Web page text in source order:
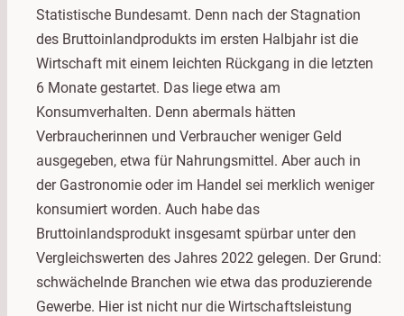
Statistische Bundesamt. Denn nach der Stagnation
des Bruttoinlandprodukts im ersten Halbjahr ist die
Wirtschaft mit einem leichten Rückgang in die letzten
6 Monate gestartet. Das liege etwa am
Konsumverhalten. Denn abermals hätten
Verbraucherinnen und Verbraucher weniger Geld
ausgegeben, etwa für Nahrungsmittel. Aber auch in
der Gastronomie oder im Handel sei merklich weniger
konsumiert worden. Auch habe das
Bruttoinlandsprodukt insgesamt spürbar unter den
Vergleichswerten des Jahres 2022 gelegen. Der Grund:
schwächelnde Branchen wie etwa das produzierende
Gewerbe. Hier ist nicht nur die Wirtschaftsleistung